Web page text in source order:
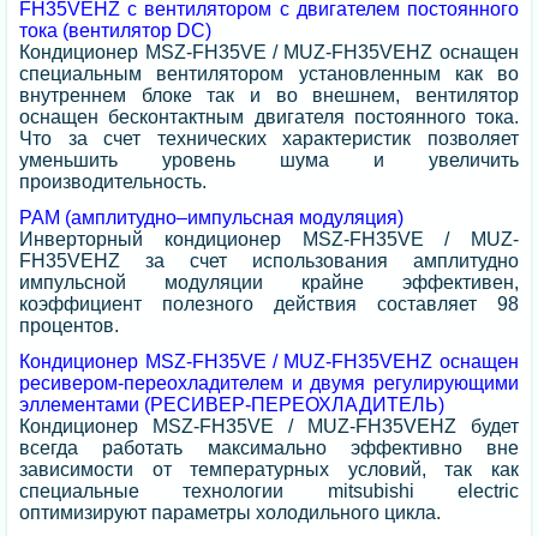
FH35VEHZ с вентилятором с двигателем постоянного
тока (вентилятор DC)
Кондиционер MSZ-FH35VE / MUZ-FH35VEHZ оснащен
специальным вентилятором установленным как во
внутреннем блоке так и во внешнем, вентилятор
оснащен бесконтактным двигателя постоянного тока.
Что за счет технических характеристик позволяет
уменьшить уровень шума и увеличить
производительность.
PAM (амплитудно–импульсная модуляция)
Инверторный кондиционер MSZ-FH35VE / MUZ-
FH35VEHZ за счет использования амплитудно
импульсной модуляции крайне эффективен,
коэффициент полезного действия составляет 98
процентов.
Кондиционер MSZ-FH35VE / MUZ-FH35VEHZ оснащен
ресивером-переохладителем и двумя регулирующими
эллементами (РЕСИВЕР-ПЕРЕОХЛАДИТЕЛЬ)
Кондиционер MSZ-FH35VE / MUZ-FH35VEHZ будет
всегда работать максимально эффективно вне
зависимости от температурных условий, так как
специальные технологии mitsubishi electric
оптимизируют параметры холодильного цикла.